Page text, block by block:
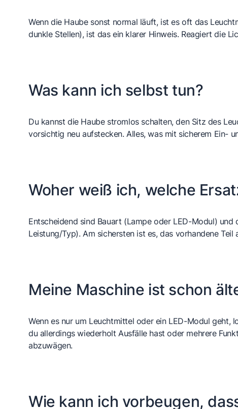
Wenn die Haube sonst normal läuft, ist es oft das
dunkle Stellen), ist das ein klarer Hinweis. Reagiert die
Was kann ich selbst tun?
Du kannst die Haube stromlos schalten, den Sitz des
vorsichtig neu aufstecken. Alles, was mit sicherem Ein-
Woher weiß ich, welche
Entscheidend sind Bauart (Lampe oder LED-Modul)
Leistung/Typ). Am sichersten ist es, das vorhandene
Meine Maschine ist schon
Wenn es nur um Leuchtmittel oder ein LED-Modul geht,
du allerdings wiederholt Ausfälle hast oder mehrere
abzuwägen.
Wie kann ich vorbeugen,